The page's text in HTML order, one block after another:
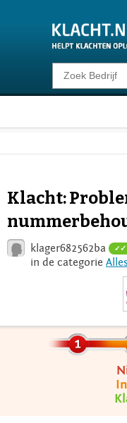
Klacht
Voor
Login
Klacht:
klager682562ba ✓
in de categorie